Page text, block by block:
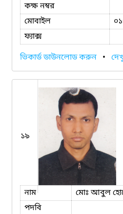
কক্ষ নম্বর
মোবাইল
ফ্যাক্স
ভিকার্ড ডাউনলোড করুন •
১৯
নাম
মোঃ আবুল
পদবি